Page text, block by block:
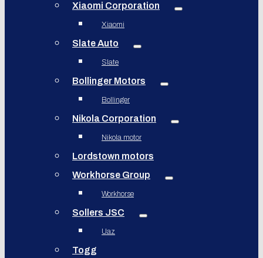
Xiaomi Corporation
Xiaomi
Slate Auto
Slate
Bollinger Motors
Bollinger
Nikola Corporation
Nikola motor
Lordstown motors
Workhorse Group
Workhorse
Sollers JSC
Uaz
Togg